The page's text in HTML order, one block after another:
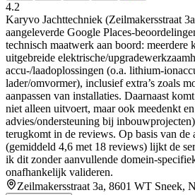
4.2
Karyvo Jachttechniek (Zeilmakersstraat
aangeleverde Google Places-
technisch maatwerk aan boord: meerdere
uitgebreide elektrische/
accu-/laadoplossingen (o.a. lithium-
lader/omvormer), inclusief extra’s zoals
aanpassen van installaties. Daarnaast
niet alleen uitvoert, maar ook meedenkt
advies/ondersteuning bij
terugkomt in de reviews. Op basis van de
(gemiddeld 4,6 met 18 reviews) lijkt de
ik dit zonder aanvullende domein-
onafhankelijk valideren.
Zeilmakersstraat 3a, 8601 WT Sneek,